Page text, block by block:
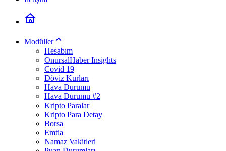
Modüller
Hesabım
OnursalHaber Insights
Covid 19
Döviz Kurları
Hava Durumu
Hava Durumu #2
Kripto Paralar
Kripto Para Detay
Borsa
Emtia
Namaz Vakitleri